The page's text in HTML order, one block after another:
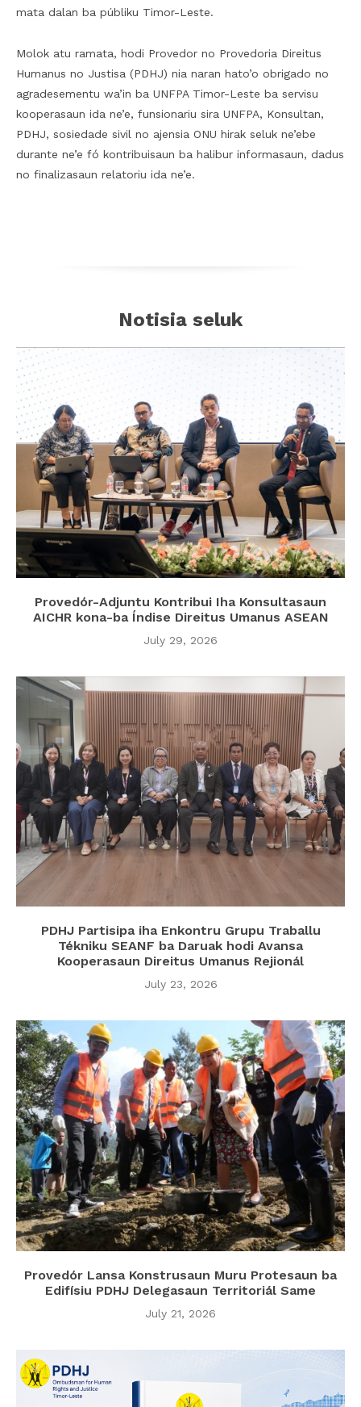
mata dalan ba públiku Timor-Leste.
Molok atu ramata, hodi Provedor no Provedoria Direitus
Humanus no Justisa (PDHJ) nia naran hato’o obrigado no
agradesementu wa’in ba UNFPA Timor-Leste ba servisu
kooperasaun ida ne’e, funsionariu sira UNFPA, Konsultan,
PDHJ, sosiedade sivil no ajensia ONU hirak seluk ne’ebe
durante ne’e fó kontribuisaun ba halibur informasaun, dadus
no finalizasaun relatoriu ida ne’e.
Notisia seluk
Provedór-Adjuntu Kontribui Iha Konsultasaun
AICHR kona-ba Índise Direitus Umanus ASEAN
July 29, 2026
PDHJ Partisipa iha Enkontru Grupu Traballu
Tékniku SEANF ba Daruak hodi Avansa
Kooperasaun Direitus Umanus Rejionál
July 23, 2026
Provedór Lansa Konstrusaun Muru Protesaun ba
Edifísiu PDHJ Delegasaun Territoriál Same
July 21, 2026